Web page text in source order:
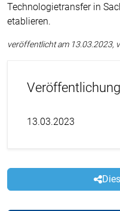
Technologietransfer in
etablieren.
veröffentlicht am 13.03.2023,
13.03.2023